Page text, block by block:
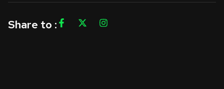
Share to :